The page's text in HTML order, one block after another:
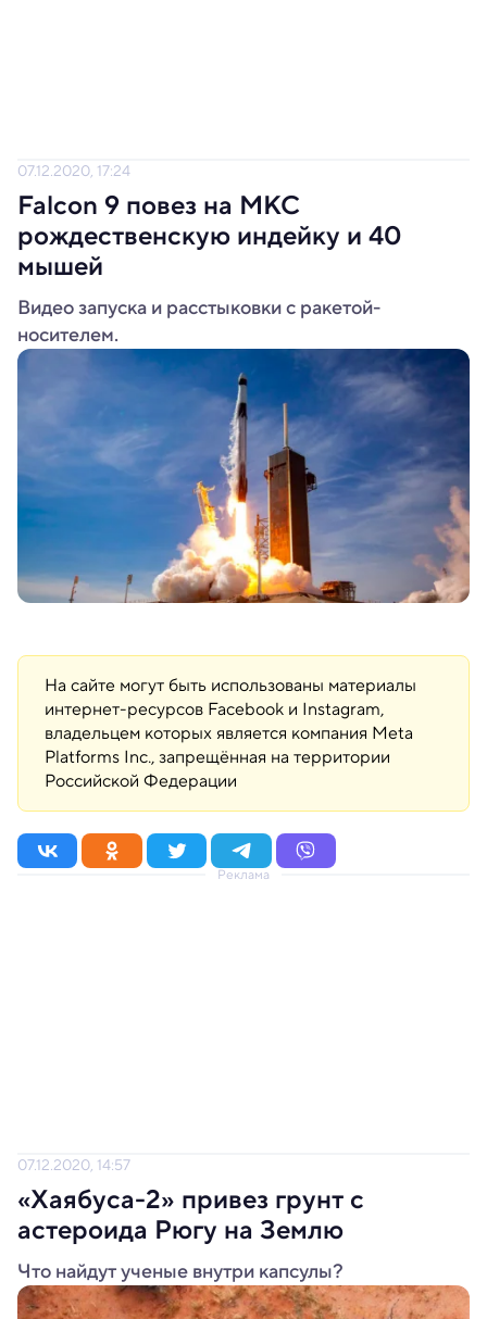
07.12.2020, 17:24
Falcon 9 повез на МКС
рождественскую индейку и 40
мышей
Видео запуска и расстыковки с ракетой-
носителем.
На сайте могут быть использованы материалы
интернет-ресурсов Facebook и Instagram,
владельцем которых является компания Meta
Platforms Inc., запрещённая на территории
Российской Федерации
Реклама
07.12.2020, 14:57
«Хаябуса-2» привез грунт с
астероида Рюгу на Землю
Что найдут ученые внутри капсулы?